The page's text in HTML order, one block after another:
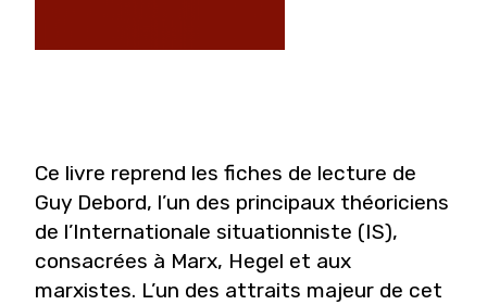
Ce livre reprend les fiches de lecture de
Guy Debord, l’un des principaux théoriciens
de l’Internationale situationniste (IS),
consacrées à Marx, Hegel et aux
marxistes. L’un des attraits majeur de cet